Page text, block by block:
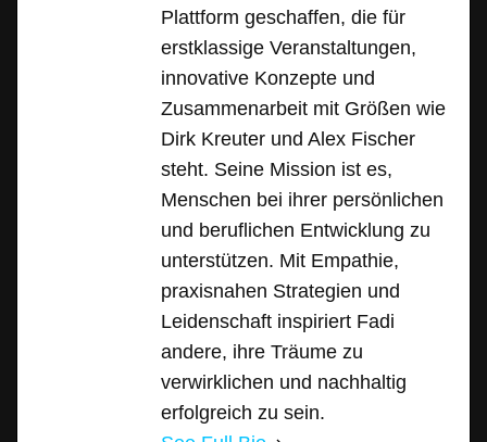
Plattform geschaffen, die für
erstklassige Veranstaltungen,
innovative Konzepte und
Zusammenarbeit mit Größen wie
Dirk Kreuter und Alex Fischer
steht. Seine Mission ist es,
Menschen bei ihrer persönlichen
und beruflichen Entwicklung zu
unterstützen. Mit Empathie,
praxisnahen Strategien und
Leidenschaft inspiriert Fadi
andere, ihre Träume zu
verwirklichen und nachhaltig
erfolgreich zu sein.